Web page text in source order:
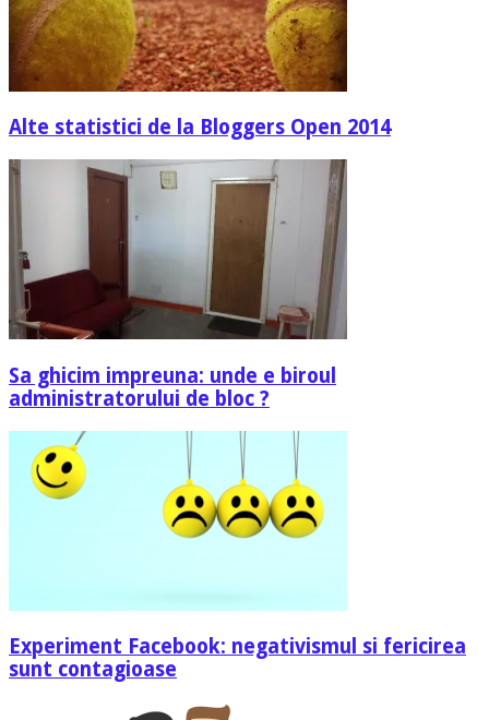
Alte statistici de la Bloggers Open 2014
Sa ghicim impreuna: unde e biroul
administratorului de bloc ?
Experiment Facebook: negativismul si fericirea
sunt contagioase